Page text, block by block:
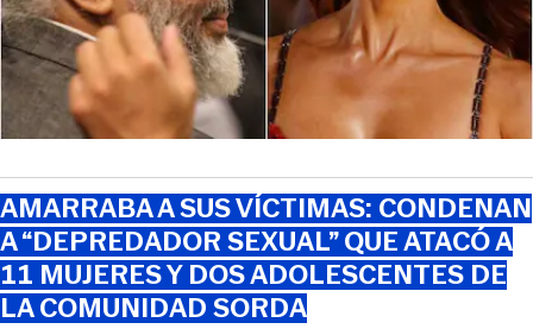
AMARRABA A SUS VÍCTIMAS: CONDENAN
A “DEPREDADOR SEXUAL” QUE ATACÓ A
11 MUJERES Y DOS ADOLESCENTES DE
LA COMUNIDAD SORDA